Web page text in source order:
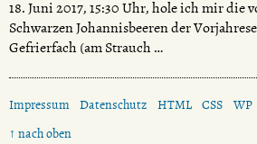
18. Juni 2017, 15:30 Uhr, hole ich mir die
Schwarzen Johannisbeeren der
Gefrierfach (am Strauch …
Impressum Datenschutz HTML CSS WP
↑ nach oben